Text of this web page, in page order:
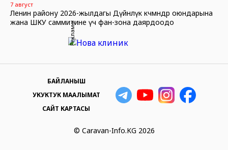
7 август
Ленин району 2026-жылдагы Дүйнөлүк көчмөндөр оюндарына
жана ШКУ саммитине үч фан-зона даярдоодо
Реклама
© Caravan-Info.KG 2026
БАЙЛАНЫШ
УКУКТУК МААЛЫМАТ
САЙТ КАРТАСЫ